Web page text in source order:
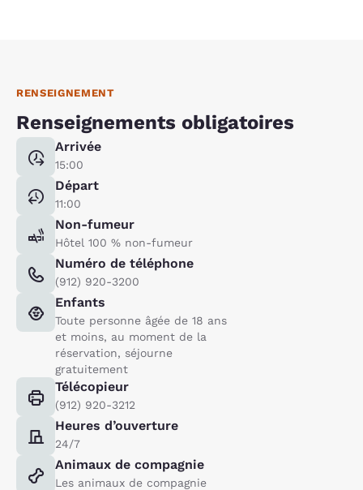
RENSEIGNEMENT
Renseignements obligatoires
Arrivée
15:00
Départ
11:00
Non-fumeur
Hôtel 100 % non-fumeur
Numéro de téléphone
(912) 920-3200
Enfants
Toute personne âgée de 18 ans
et moins, au moment de la
réservation, séjourne
gratuitement
Télécopieur
(912) 920-3212
Heures d’ouverture
24/7
Animaux de compagnie
Les animaux de compagnie